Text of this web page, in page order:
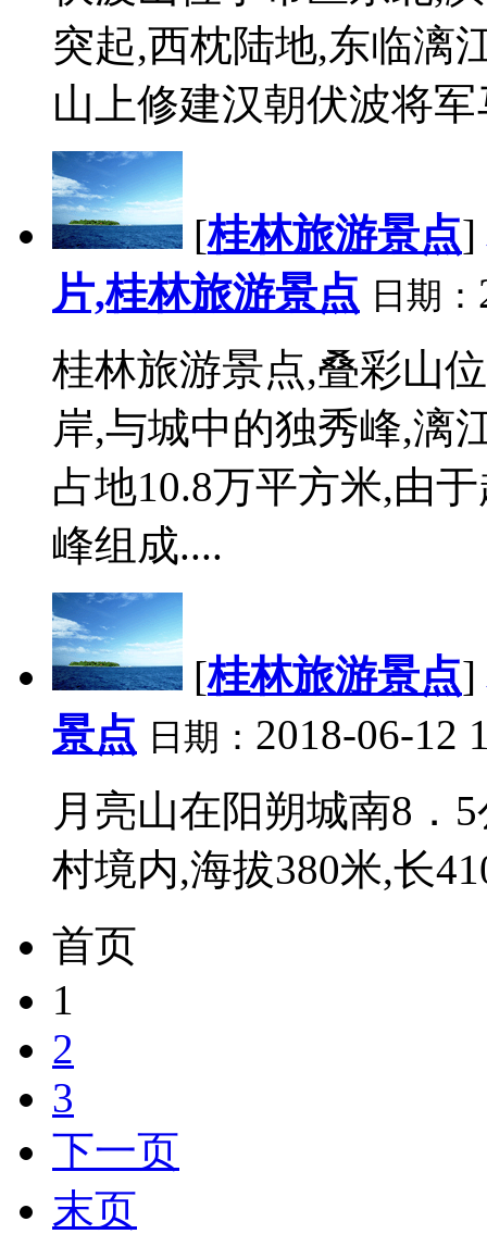
突起,西枕陆地,东临漓
山上修建汉朝伏波将
[桂林旅游景点]
片,桂林旅游景点 日期：
桂林旅游景点,叠彩山
岸,与城中的独秀峰,漓
占地10.8万平方米,由
峰组成....
[桂林旅游景点]
景点 日期： 2018-06-12
月亮山在阳朔城南8．
村境内,海拔380米,长
首页
1
2
3
下一页
末页